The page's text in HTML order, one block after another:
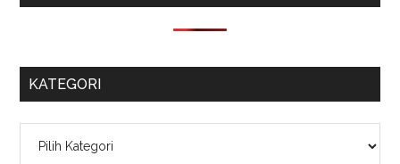
KATEGORI